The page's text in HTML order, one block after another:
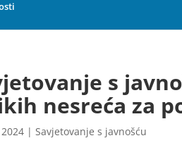
s
nesreća za
|Savjetovanje s javnošću